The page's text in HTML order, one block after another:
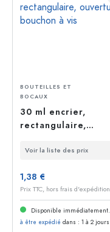
BOUTEILLES ET
BOCAUX
30 ml encrier,
rectangulaire,
vis
Voir la liste des prix
1,38 €
Prix TTC, hors frais d'expédition
Disponible immédiatement.
à être expédié dans : 1 à 2 jours